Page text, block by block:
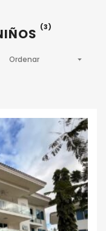
(3)
Ordenar